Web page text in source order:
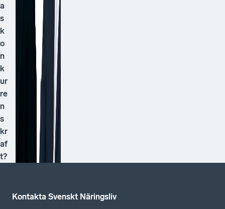
a
s
k
o
n
k
ur
re
n
s
kr
af
t?
Kontakta Svenskt Näringsliv